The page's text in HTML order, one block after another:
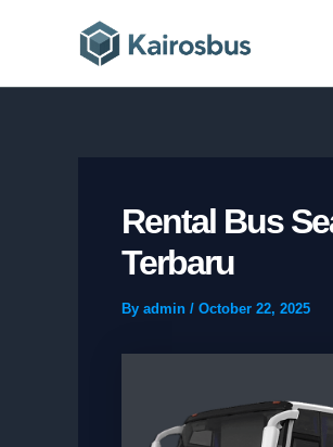
Rental Bus
Terbaru
By admin / October 22, 2025